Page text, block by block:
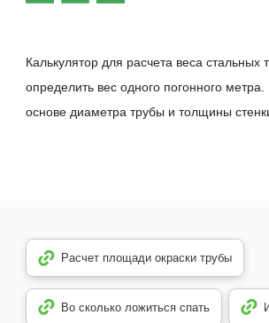
Калькулятор для расчета веса стальных
определить вес одного погонного
основе диаметра трубы и толщины
Расчет площади окраски трубы
Во сколько ложиться спать